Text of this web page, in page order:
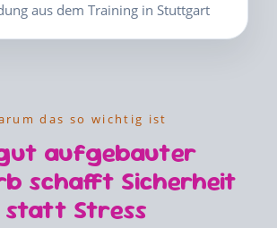
aus dem Training in Stuttgart
das so wichtig ist
aufgebauter
schafft Sicherheit
statt Stress